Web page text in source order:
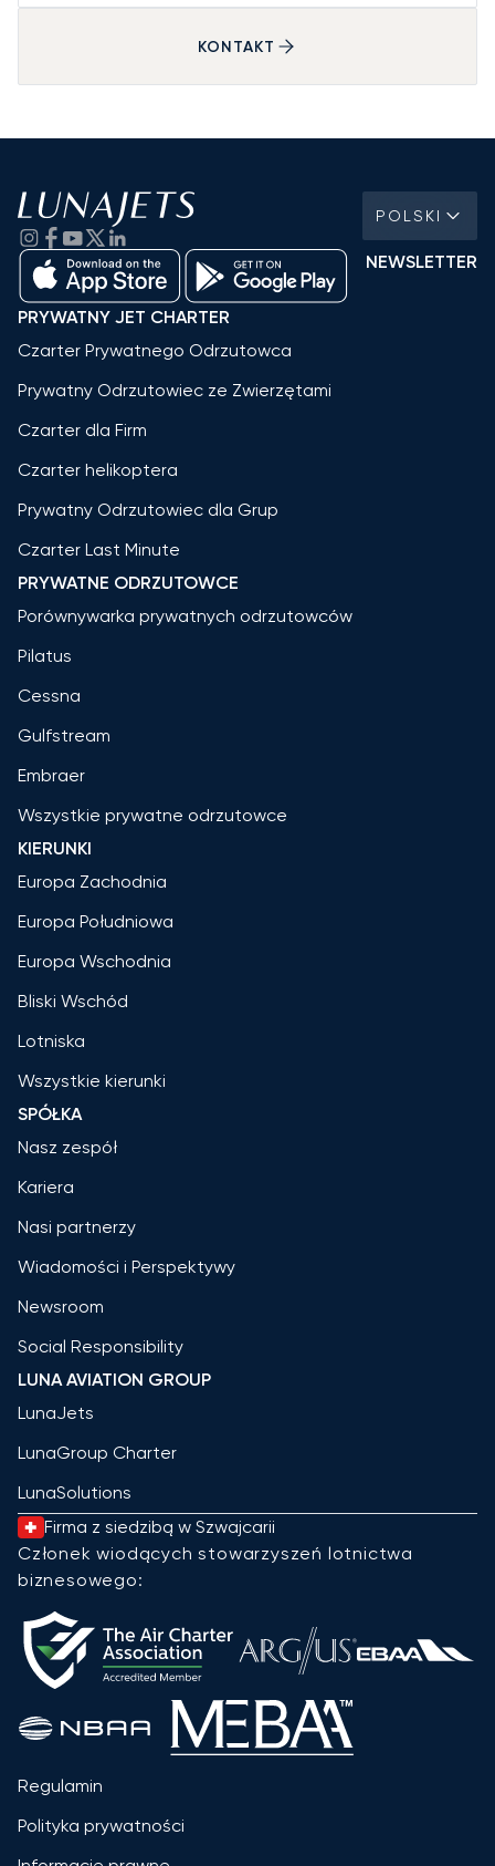
KONTAKT
POLSKI
NEWSLETTER
PRYWATNY JET CHARTER
Czarter Prywatnego Odrzutowca
Prywatny Odrzutowiec ze Zwierzętami
Czarter dla Firm
Czarter helikoptera
Prywatny Odrzutowiec dla Grup
Czarter Last Minute
PRYWATNE ODRZUTOWCE
Porównywarka prywatnych odrzutowców
Pilatus
Cessna
Gulfstream
Embraer
Wszystkie prywatne odrzutowce
KIERUNKI
Europa Zachodnia
Europa Południowa
Europa Wschodnia
Bliski Wschód
Lotniska
Wszystkie kierunki
SPÓŁKA
Nasz zespół
Kariera
Nasi partnerzy
Wiadomości i Perspektywy
Newsroom
Social Responsibility
LUNA AVIATION GROUP
LunaJets
LunaGroup Charter
LunaSolutions
Firma z siedzibą w Szwajcarii
Członek wiodących stowarzyszeń lotnictwa
biznesowego:
Regulamin
Polityka prywatności